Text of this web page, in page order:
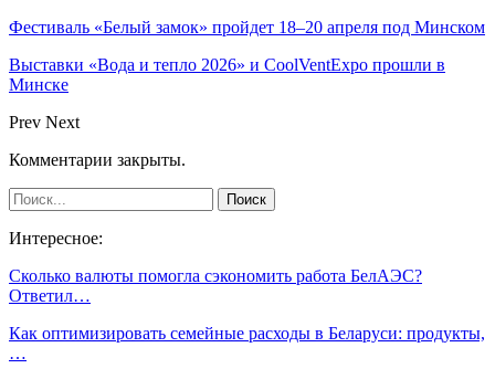
Фестиваль «Белый замок» пройдет 18–20 апреля под Минском
Выставки «Вода и тепло 2026» и CoolVentExpo прошли в
Минске
Prev Next
Комментарии закрыты.
Интересное:
Сколько валюты помогла сэкономить работа БелАЭС?
Ответил…
Как оптимизировать семейные расходы в Беларуси: продукты,
…